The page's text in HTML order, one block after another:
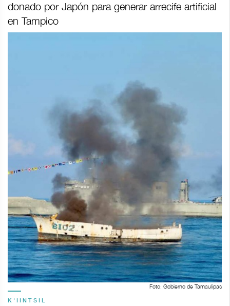
donado por Japón para generar arrecife artificial
en Tampico
Foto: Gobierno de Tamaulipas
K'IINTSIL